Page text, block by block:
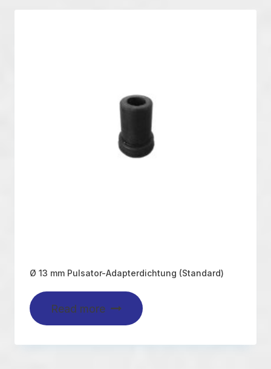
Ø 13 mm Pulsator-Adapterdichtung (Standard)
Read more